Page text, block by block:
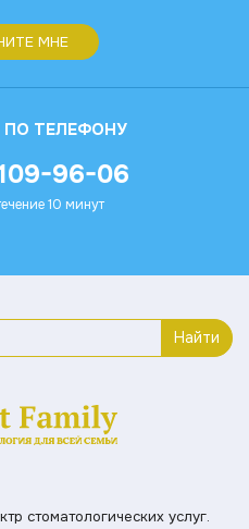
МНЕ
ТЕЛЕФОНУ
96-06
10 минут
Найти
стоматологических услуг.